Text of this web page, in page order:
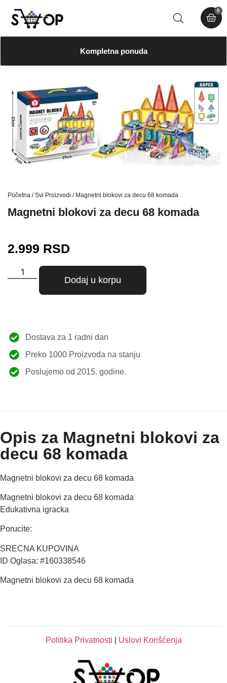
0
Kompletna ponuda
Početna /Svi Proizvodi / Magnetni blokovi za decu 68 komada
Magnetni blokovi za decu 68 komada
2.999 RSD
Dodaj u korpu
Dostava za 1 radni dan
Preko 1000 Proizvoda na stanju
Poslujemo od 2015. godine.
Opis za Magnetni blokovi za
decu 68 komada
Magnetni blokovi za decu 68 komada
Magnetni blokovi za decu 68 komada
Edukativna igracka
Porucite:
SRECNA KUPOVINA
ID Oglasa: #160338546
Magnetni blokovi za decu 68 komada
Politika Privatnosti Uslovi Korišćenja